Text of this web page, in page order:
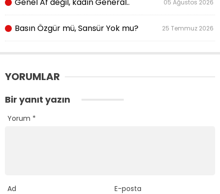
05 Ağustos 2026
Basın Özgür mü, Sansür Yok mu? 25 Temmuz 2026
YORUMLAR
Bir yanıt yazın
Yorum *
Ad E-posta